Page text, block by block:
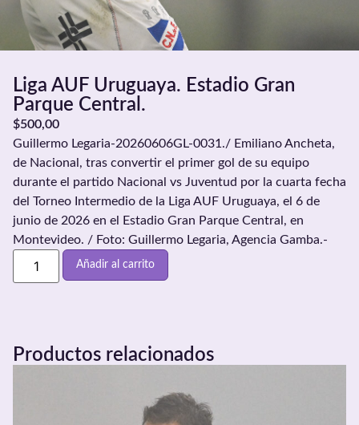
Liga AUF Uruguaya. Estadio Gran
Parque Central.
$500,00
Guillermo Legaria-20260606GL-0031./ Emiliano Ancheta,
de Nacional, tras convertir el primer gol de su equipo
durante el partido Nacional vs Juventud por la cuarta fecha
del Torneo Intermedio de la Liga AUF Uruguaya, el 6 de
junio de 2026 en el Estadio Gran Parque Central, en
Montevideo. / Foto: Guillermo Legaria, Agencia Gamba.-
Añadir al carrito
Productos relacionados